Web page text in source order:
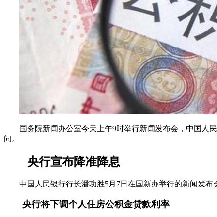
国务院新闻办公室今天上午9时举行新闻发布会，中国人民
问。
央行宣布降准降息
中国人民银行行长潘功胜5月7日在国新办举行的新闻发布
央行将下调个人住房公积金贷款利率